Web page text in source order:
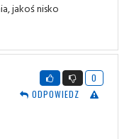
jakoś nisko
0
ODPOWIEDZ